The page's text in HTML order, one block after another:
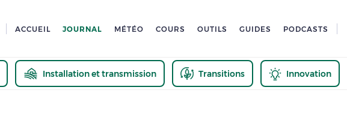
ACCUEIL JOURNAL MÉTÉO COURS OUTILS GUIDES PODCASTS
Installation et transmission Transitions Innovation